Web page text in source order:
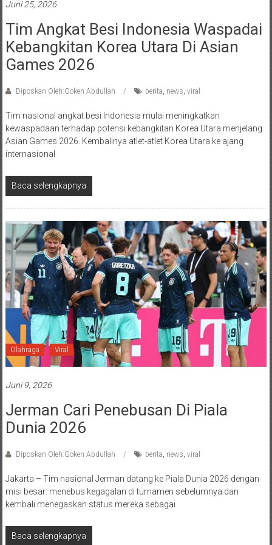
Juni 25, 2026
Tim Angkat Besi Indonesia Waspadai
Kebangkitan Korea Utara Di Asian
Games 2026
Diposkan Oleh:Goken Abdullah berita news viral
Tim nasional angkat besi Indonesia mulai meningkatkan
kewaspadaan terhadap potensi kebangkitan Korea Utara menjelang
Asian Games 2026. Kembalinya atlet-atlet Korea Utara ke ajang
internasional
Baca selengkapnya
Olahraga Viral
Juni 9, 2026
Jerman Cari Penebusan Di Piala
Dunia 2026
Diposkan Oleh:Goken Abdullah berita, news, viral
Jakarta – Tim nasional Jerman datang ke Piala Dunia 2026 dengan
misi besar: menebus kegagalan di turnamen sebelumnya dan
kembali menegaskan status mereka sebagai
Baca selengkapnya